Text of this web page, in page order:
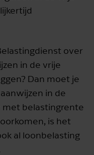
over
in de vrije
Dan moet je
in de
met belastingrente
is het
al loonbelasting